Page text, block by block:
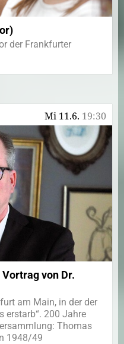
der Frankfurter
Mi 11.6. 19:30
von Dr.
am Main, in der der
erstarb“. 200 Jahre
Thomas
1948/49